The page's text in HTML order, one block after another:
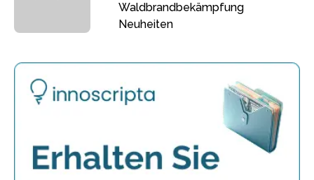
Waldbrandbekämpfung
Neuheiten